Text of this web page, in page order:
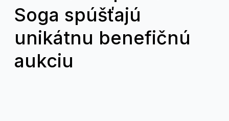
Soga spúšťajú
unikátnu benefičnú
aukciu